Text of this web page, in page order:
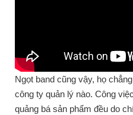
Ngọt band cũng vậy, họ
công ty quản lý nào. Công
quảng bá sản phẩm đều do